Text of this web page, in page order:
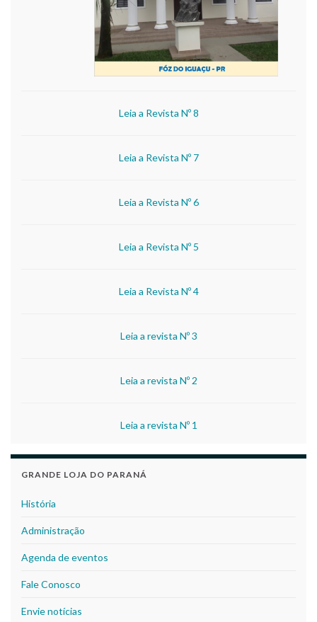
Leia a Revista Nº 8
Leia a Revista Nº 7
Leia a Revista Nº 6
Leia a Revista Nº 5
Leia a Revista Nº 4
Leia a revista Nº 3
Leia a revista Nº 2
Leia a revista Nº 1
GRANDE LOJA DO PARANÁ
História
Administração
Agenda de eventos
Fale Conosco
Envie notícias